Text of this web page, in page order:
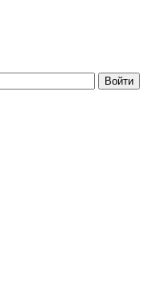
Войти